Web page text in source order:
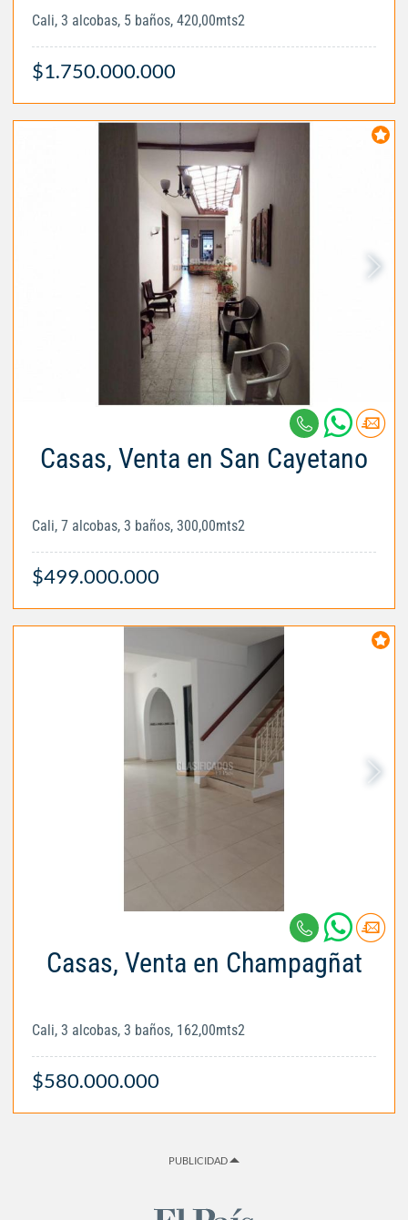
Cali, 3 alcobas, 5 baños, 420,00mts2
$1.750.000.000
Casas, Venta en San Cayetano
Cali, 7 alcobas, 3 baños, 300,00mts2
$499.000.000
Casas, Venta en Champagñat
Cali, 3 alcobas, 3 baños, 162,00mts2
$580.000.000
PUBLICIDAD